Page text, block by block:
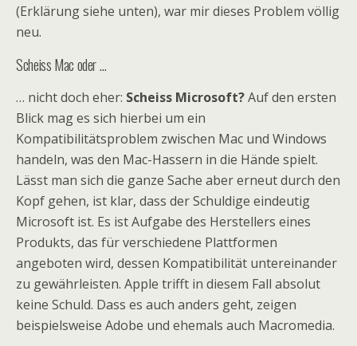
(Erklärung siehe unten), war mir dieses Problem völlig
neu.
Scheiss Mac oder …
… nicht doch eher: Scheiss Microsoft?Auf den ersten
Blick mag es sich hierbei um ein
Kompatibilitätsproblem zwischen Mac und Windows
handeln, was den Mac-Hassern in die Hände spielt.
Lässt man sich die ganze Sache aber erneut durch den
Kopf gehen, ist klar, dass der Schuldige eindeutig
Microsoft ist. Es ist Aufgabe des Herstellers eines
Produkts, das für verschiedene Plattformen
angeboten wird, dessen Kompatibilität untereinander
zu gewährleisten. Apple trifft in diesem Fall absolut
keine Schuld. Dass es auch anders geht, zeigen
beispielsweise Adobe und ehemals auch Macromedia.